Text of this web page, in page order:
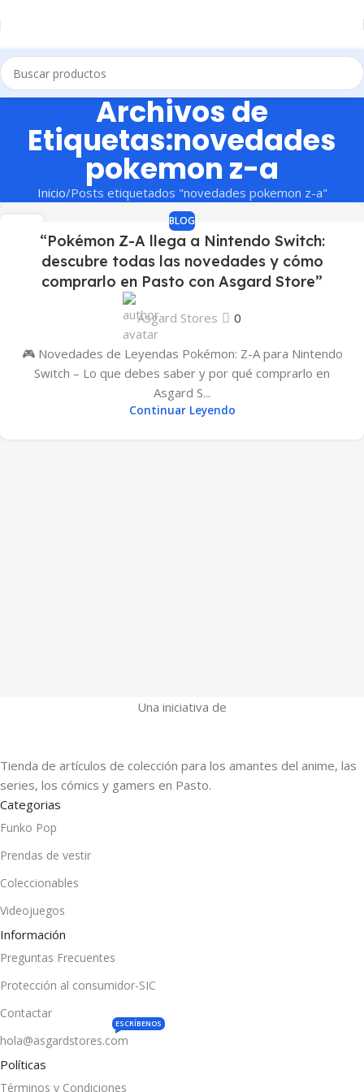
Archivos de
Etiquetas:novedades
pokemon z-a
Inicio Posts etiquetados "novedades pokemon z-a"
BLOG
“Pokémon Z-A llega a Nintendo Switch:
descubre todas las novedades y cómo
comprarlo en Pasto con Asgard Store”
Asgard Stores 0
🎮 Novedades de Leyendas Pokémon: Z-A para Nintendo
Switch – Lo que debes saber y por qué comprarlo en
Asgard S...
Continuar Leyendo
Una iniciativa de
Tienda de artículos de colección para los amantes del anime, las
series, los cómics y gamers en Pasto.
Categorias
Funko Pop
Prendas de vestir
Coleccionables
Videojuegos
Información
Preguntas Frecuentes
Protección al consumidor-SIC
Contactar
hola@asgardstores.com
ESCRÍBENOS
Políticas
Términos y Condiciones